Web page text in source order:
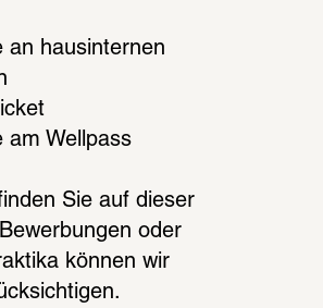
am Wellpass
Sie auf dieser
oder
können wir